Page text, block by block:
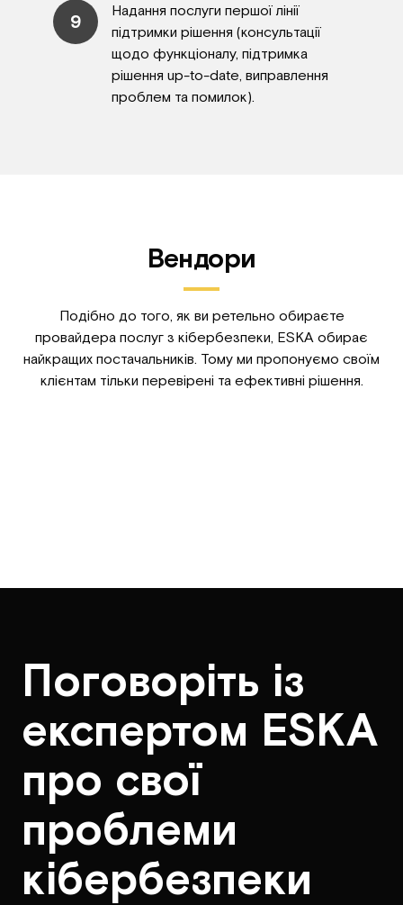
9
Надання послуги першої лінії
підтримки рішення (консультації
щодо функціоналу, підтримка
рішення up-to-date, виправлення
проблем та помилок).
Вендори
Подібно до того, як ви ретельно обираєте
провайдера послуг з кібербезпеки, ESKA обирає
найкращих постачальників. Тому ми пропонуємо своїм
клієнтам тільки перевірені та ефективні рішення.
Поговоріть із
експертом ESKA
про свої
проблеми
кібербезпеки